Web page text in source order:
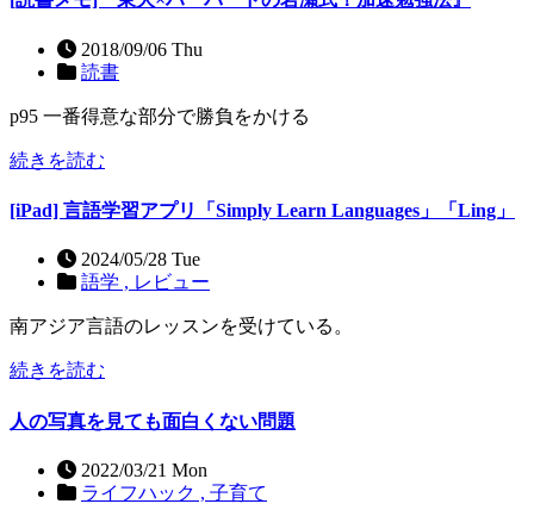
2018/09/06 Thu
読書
p95 一番得意な部分で勝負をかける
続きを読む
[iPad] 言語学習アプリ「Simply Learn Languages」「Ling」
2024/05/28 Tue
語学 , レビュー
南アジア言語のレッスンを受けている。
続きを読む
人の写真を見ても面白くない問題
2022/03/21 Mon
ライフハック , 子育て